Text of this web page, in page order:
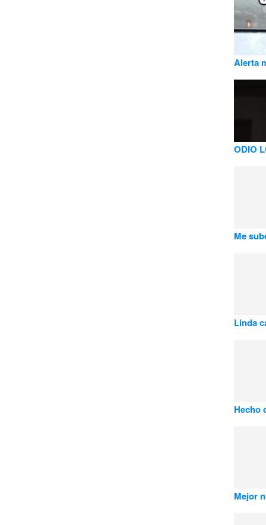
Alerta
ODIO
Me
Linda
Hecho
Mejor